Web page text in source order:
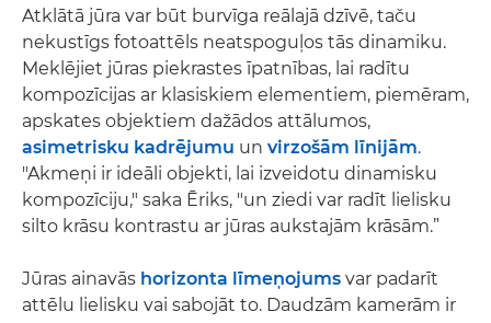
Atklātā jūra var būt burvīga reālajā dzīvē, taču
nekustīgs fotoattēls neatspoguļos tās dinamiku.
Meklējiet jūras piekrastes īpatnības, lai radītu
kompozīcijas ar klasiskiem elementiem, piemēram,
apskates objektiem dažādos attālumos,
asimetrisku kadrējumu un virzošām līnijām.
"Akmeņi ir ideāli objekti, lai izveidotu dinamisku
kompozīciju," saka Ēriks, "un ziedi var radīt lielisku
silto krāsu kontrastu ar jūras aukstajām krāsām.”
Jūras ainavās horizonta līmeņojums var padarīt
attēlu lielisku vai sabojāt to. Daudzām kamerām ir